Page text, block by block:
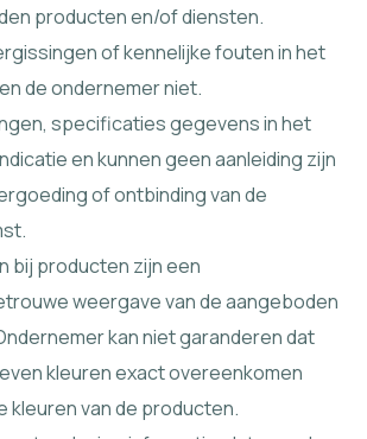
producten en/of diensten.
of kennelijke fouten in het
de ondernemer niet.
specificaties gegevens in het
en kunnen geen aanleiding zijn
of ontbinding van de
bij producten zijn een
weergave van de aangeboden
kan niet garanderen dat
kleuren exact overeenkomen
kleuren van de producten.